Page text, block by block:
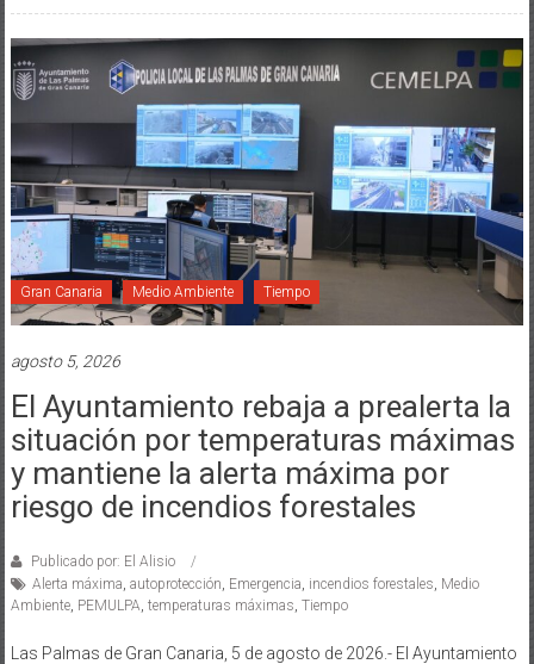
Gran Canaria Medio Ambiente Tiempo
agosto 5, 2026
El Ayuntamiento rebaja a prealerta la
situación por temperaturas máximas
y mantiene la alerta máxima por
riesgo de incendios forestales
Publicado por: El Alisio
Alerta máxima autoprotección Emergencia incendios forestales Medio
Ambiente, PEMULPA temperaturas máximas Tiempo
Las Palmas de Gran Canaria, 5 de agosto de 2026.- El Ayuntamiento